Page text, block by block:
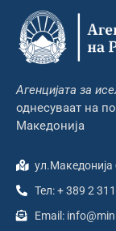
Агенцијата за
однесуваат на
Македонија
ул.Македонија
Тел: + 389 2
Email: